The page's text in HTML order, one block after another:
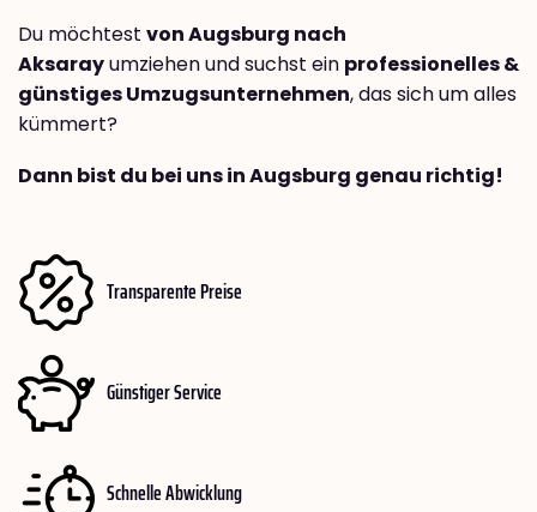
Du möchtest von Augsburg nach
Aksarayumziehen und suchst ein professionelles &
günstiges Umzugsunternehmen, das sich um alles
kümmert?
Dann bist du bei uns in Augsburg genau richtig!
Transparente Preise
Günstiger Service
Schnelle Abwicklung